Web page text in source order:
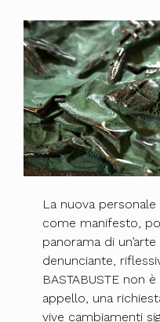
La nuova
come manifesto,
panorama di
denunciante,
BASTABUSTE non
appello, una
vive cambiamenti